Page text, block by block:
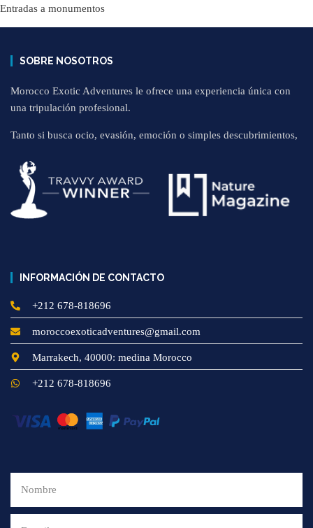
Entradas a monumentos
SOBRE NOSOTROS
Morocco Exotic Adventures le ofrece una experiencia única con
una tripulación profesional.
Tanto si busca ocio, evasión, emoción o simples descubrimientos,
INFORMACIÓN DE CONTACTO
+212 678-818696
moroccoexoticadventures@gmail.com
Marrakech, 40000: medina Morocco
+212 678-818696